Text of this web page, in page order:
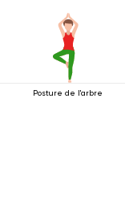
Posture de l'arbre